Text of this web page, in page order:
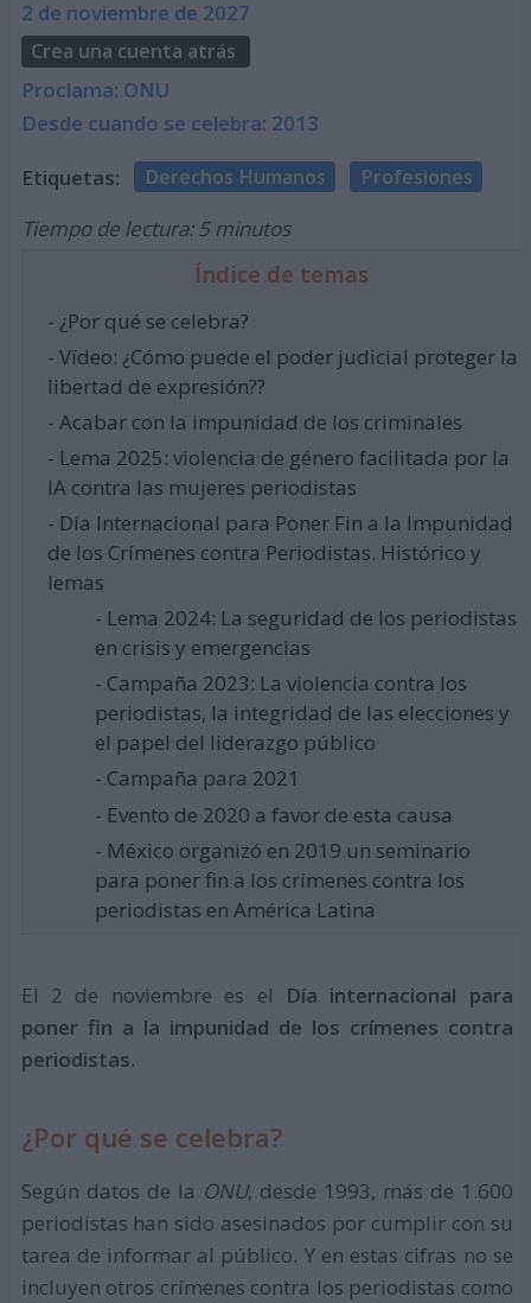
2 de noviembre de 2027
Crea una cuenta atrás
Proclama: ONU
Desde cuando se celebra: 2013
Etiquetas: Derechos Humanos Profesiones
Tiempo de lectura: 5 minutos
Índice de temas
- ¿Por qué se celebra?
- Vídeo: ¿Cómo puede el poder judicial proteger la
libertad de expresión??
- Acabar con la impunidad de los criminales
- Lema 2025: violencia de género facilitada por la
IA contra las mujeres periodistas
- Día Internacional para Poner Fin a la Impunidad
de los Crímenes contra Periodistas. Histórico y
lemas
- Lema 2024: La seguridad de los periodistas
en crisis y emergencias
- Campaña 2023: La violencia contra los
periodistas, la integridad de las elecciones y
el papel del liderazgo público
- Campaña para 2021
- Evento de 2020 a favor de esta causa
- México organizó en 2019 un seminario
para poner fin a los crímenes contra los
periodistas en América Latina
El 2 de noviembre es el Día internacional para
poner fin a la impunidad de los crímenes contra
periodistas.
¿Por qué se celebra?
Según datos de la ONU, desde 1993, más de 1.600
periodistas han sido asesinados por cumplir con su
tarea de informar al público. Y en estas cifras no se
incluyen otros crímenes contra los periodistas como